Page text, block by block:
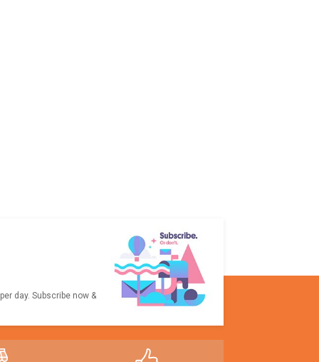
day. Subscribe now &